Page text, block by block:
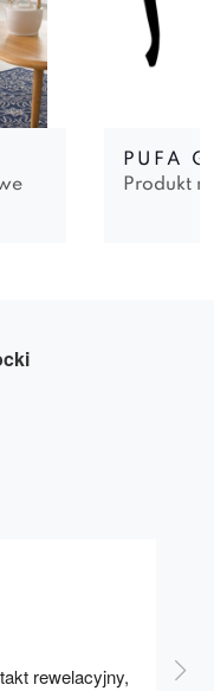
PUFA
Produkt
rewelacyjny,
A